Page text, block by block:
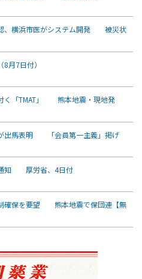
、横浜市医がシステム開発 被災状
8月7日付）
く「TMAT」 熊本地震・現地発
出馬表明 「会員第一主義」掲げ
通知 厚労省、4日付
確保を要望 熊本地震で保団連【無